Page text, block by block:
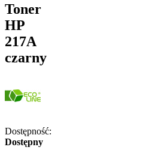
Toner
HP
217A
czarny
Dostępność:
Dostępny